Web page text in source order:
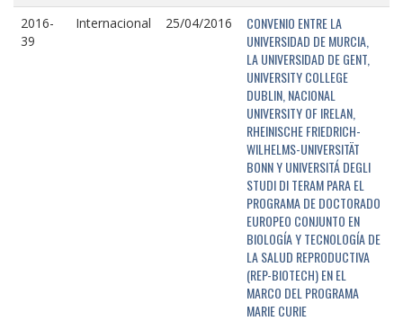
2016-
39
Internacional 25/04/2016
CONVENIO ENTRE LA
UNIVERSIDAD DE MURCIA,
LA UNIVERSIDAD DE GENT,
UNIVERSITY COLLEGE
DUBLIN, NACIONAL
UNIVERSITY OF IRELAN,
RHEINISCHE FRIEDRICH-
WILHELMS-UNIVERSITÄT
BONN Y UNIVERSITÁ DEGLI
STUDI DI TERAM PARA EL
PROGRAMA DE DOCTORADO
EUROPEO CONJUNTO EN
BIOLOGÍA Y TECNOLOGÍA DE
LA SALUD REPRODUCTIVA
(REP-BIOTECH) EN EL
MARCO DEL PROGRAMA
MARIE CURIE